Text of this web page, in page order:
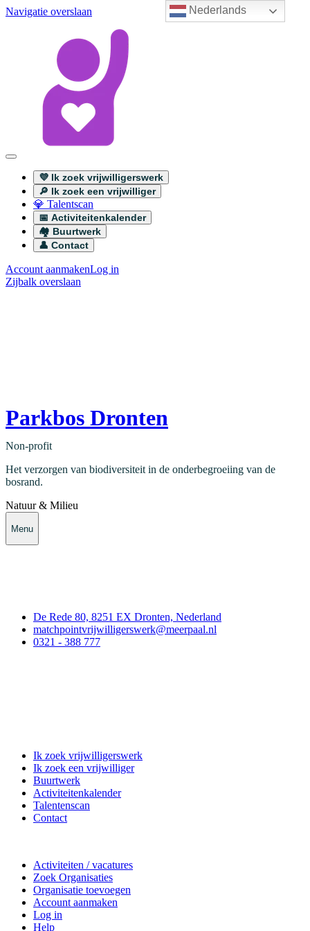
Nederlands
Navigatie overslaan
💜 Ik zoek vrijwilligerswerk
🔎 Ik zoek een vrijwilliger
💎 Talentscan
📅 Activiteitenkalender
🏘️ Buurtwerk
👤 Contact
Account aanmakenLog in
Zijbalk overslaan
Parkbos Dronten
Non-profit
Het verzorgen van biodiversiteit in de onderbegroeiing van de
bosrand.
Natuur & Milieu
Menu
De Rede 80, 8251 EX Dronten, Nederland
matchpointvrijwilligerswerk@meerpaal.nl
0321 - 388 777
Ik zoek vrijwilligerswerk
Ik zoek een vrijwilliger
Buurtwerk
Activiteitenkalender
Talentenscan
Contact
Activiteiten / vacatures
Zoek Organisaties
Organisatie toevoegen
Account aanmaken
Log in
Help